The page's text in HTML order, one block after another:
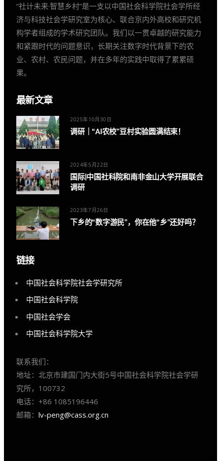
“社计未来·智慧乡村”是一支以中国社会科学院社会学所经
济与科技社会学研究室为核心、联合京内外高校和研究机
构学者组成的学术研究团队。我们以一贯卓越的研究能力
和紧跟时代的问题意识，长期关注数字时代背景下的农
业、农村、农民问题，并在多年的实践中取得了累累硕
果。
最新文章
2025年10月30日
调研｜“AI农校”豆村实验圆满结束！
2024年5月22日
国际|中国社科院和南非金山大学开展联合
调研
2023年7月26日
下乡的“数字游民”，你在他“乡”还好吗？
链接
中国社会科学院社会学研究所
中国社会科学院
中国社会学会
中国社会科学院大学
联系我们：
地址：北京市建国门内大街5号中国社会科学院社会学研
究所，100732
电话：+86 1085196446
邮箱： lv-peng@cass.org.cn